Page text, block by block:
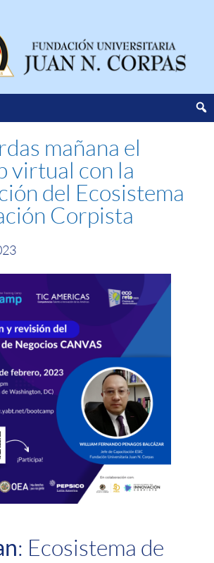
mañana el
virtual con la
del Ecosistema
Corpista
: Ecosistema de